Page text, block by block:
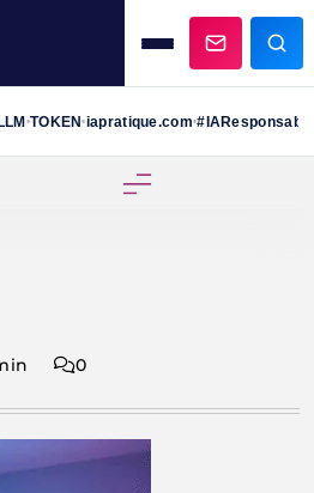
•TOKEN•iapratique.com•#IAResponsable
0